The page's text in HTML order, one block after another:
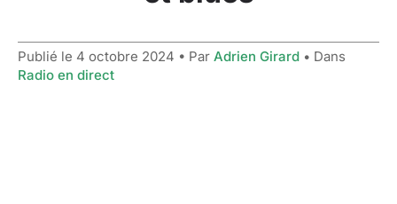
Publié le 4 octobre 2024 • Par Adrien Girard • Dans
Radio en direct